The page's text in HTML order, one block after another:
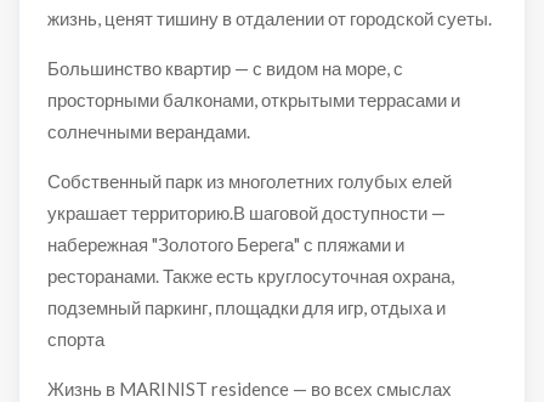
жизнь, ценят тишину в отдалении от городской суеты.
Большинство квартир — с видом на море, с
просторными балконами, открытыми террасами и
солнечными верандами.
Собственный парк из многолетних голубых елей
украшает территорию.В шаговой доступности —
набережная "Золотого Берега" с пляжами и
ресторанами. Также есть круглосуточная охрана,
подземный паркинг, площадки для игр, отдыха и
спорта
Жизнь в MARINIST residence — во всех смыслах